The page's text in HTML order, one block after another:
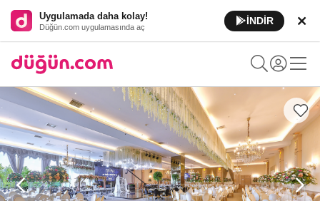
Uygulamada daha kolay!
Düğün.com uygulamasında aç
İNDİR